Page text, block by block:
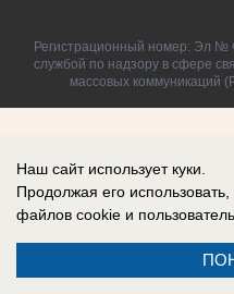
Регистрационный номер: Эл
службой по надзору в сфере
массовых коммуникаций
Наш сайт использует куки.
Продолжая его
файлов cookie и